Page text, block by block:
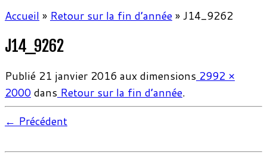
Accueil » Retour sur la fin d’année»J14_9262
J14_9262
Publié 21 janvier 2016 aux dimensions 2992 ×
2000 dans Retour sur la fin d’année.
← Précédent